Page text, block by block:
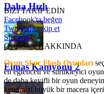
Daha Hızlı
Elmas Kamyonu 2
BİZİ TAKİP EDİN
Facebook'ta beğen
Twitter'da takip et
Sitemap
OyunSkor HAKKINDA
Oyun Skor Flash Oyunları
en eğlenceli ve sürükleyici
de daha keyifli bir oyun
kendinizi büyük bir macera